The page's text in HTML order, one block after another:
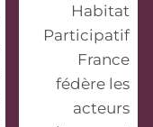
Habitat
Participatif
France
fédère les
acteurs